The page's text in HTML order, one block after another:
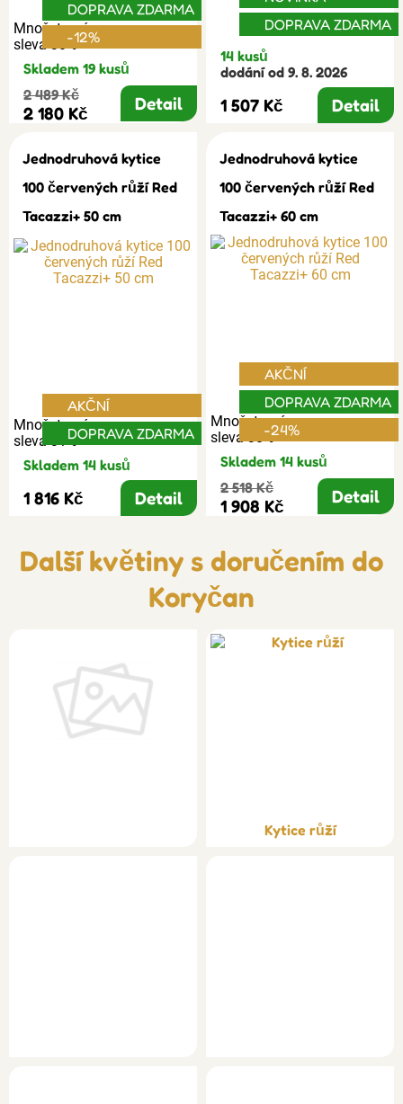
Množstevní
sleva 30%
DOPRAVA ZDARMA
-12%
Skladem 19 kusů
2 489 Kč
2 180 Kč Detail
DOPRAVA ZDARMA
14 kusů
dodání od 9. 8. 2026
1 507 Kč Detail
Jednodruhová kytice
100 červených růží Red
Tacazzi+ 50 cm
Množstevní
sleva 31%
AKČNÍ
DOPRAVA ZDARMA
Skladem 14 kusů
1 816 Kč Detail
Jednodruhová kytice
100 červených růží Red
Tacazzi+ 60 cm
Množstevní
sleva 30%
AKČNÍ
DOPRAVA ZDARMA
-24%
Skladem 14 kusů
2 518 Kč
1 908 Kč Detail
Další květiny s doručením do
Koryčan
Kytice růží